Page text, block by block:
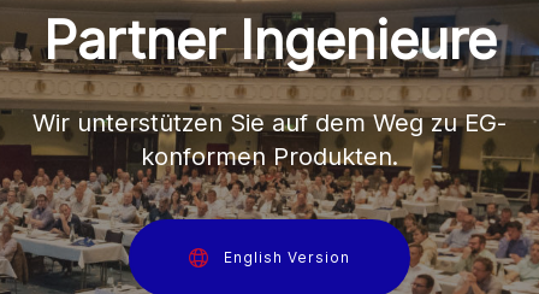
Partner Ingenieure
Wir unterstützen Sie auf dem Weg zu EG-
konformen Produkten.
English Version